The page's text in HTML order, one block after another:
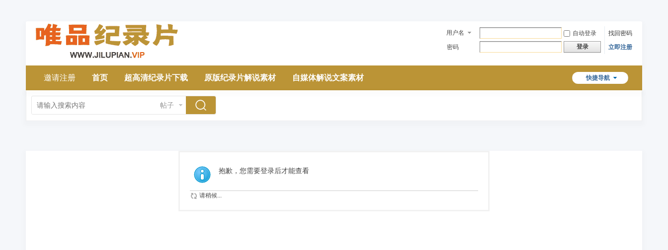
用户名 自动登录
找回密码
密码
登录 立即注册
快捷导航
邀请注册 首页 超高清纪录片下载 原版纪录片解说素材 自媒体解说文案素材
帖子
抱歉，您需要登录后才能查看
请稍候...